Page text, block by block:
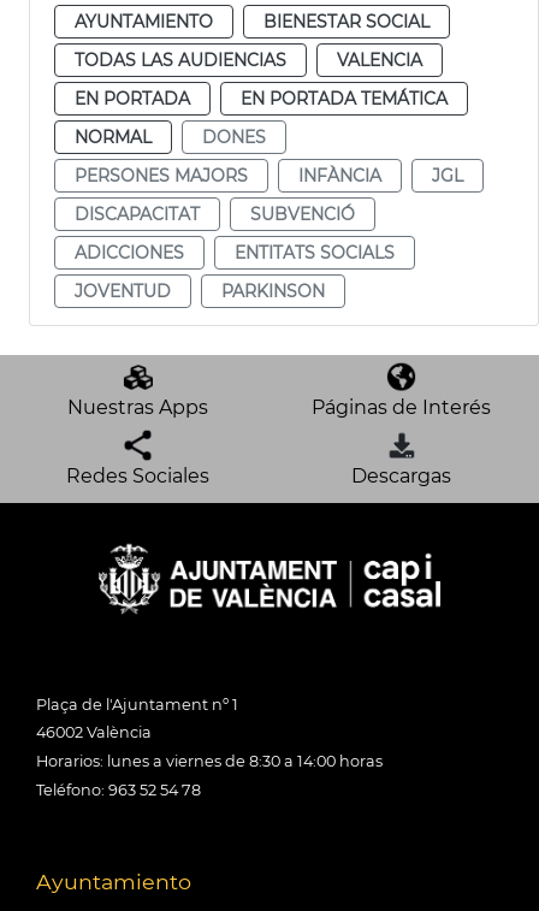
AYUNTAMIENTO
BIENESTAR SOCIAL
TODAS LAS AUDIENCIAS
VALENCIA
EN PORTADA
EN PORTADA TEMÁTICA
NORMAL
DONES
PERSONES MAJORS
INFÀNCIA
JGL
DISCAPACITAT
SUBVENCIÓ
ADICCIONES
ENTITATS SOCIALS
JOVENTUD
PARKINSON
Nuestras Apps Páginas de Interés
Redes Sociales Descargas
Plaça de l'Ajuntament nº 1
46002 València
Horarios: lunes a viernes de 8:30 a 14:00 horas
Teléfono: 963 52 54 78
Ayuntamiento